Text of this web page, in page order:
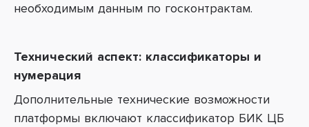
необходимым данным по госконтрактам.
Технический аспект: классификаторы и
нумерация
Дополнительные технические возможности
платформы включают классификатор БИК ЦБ